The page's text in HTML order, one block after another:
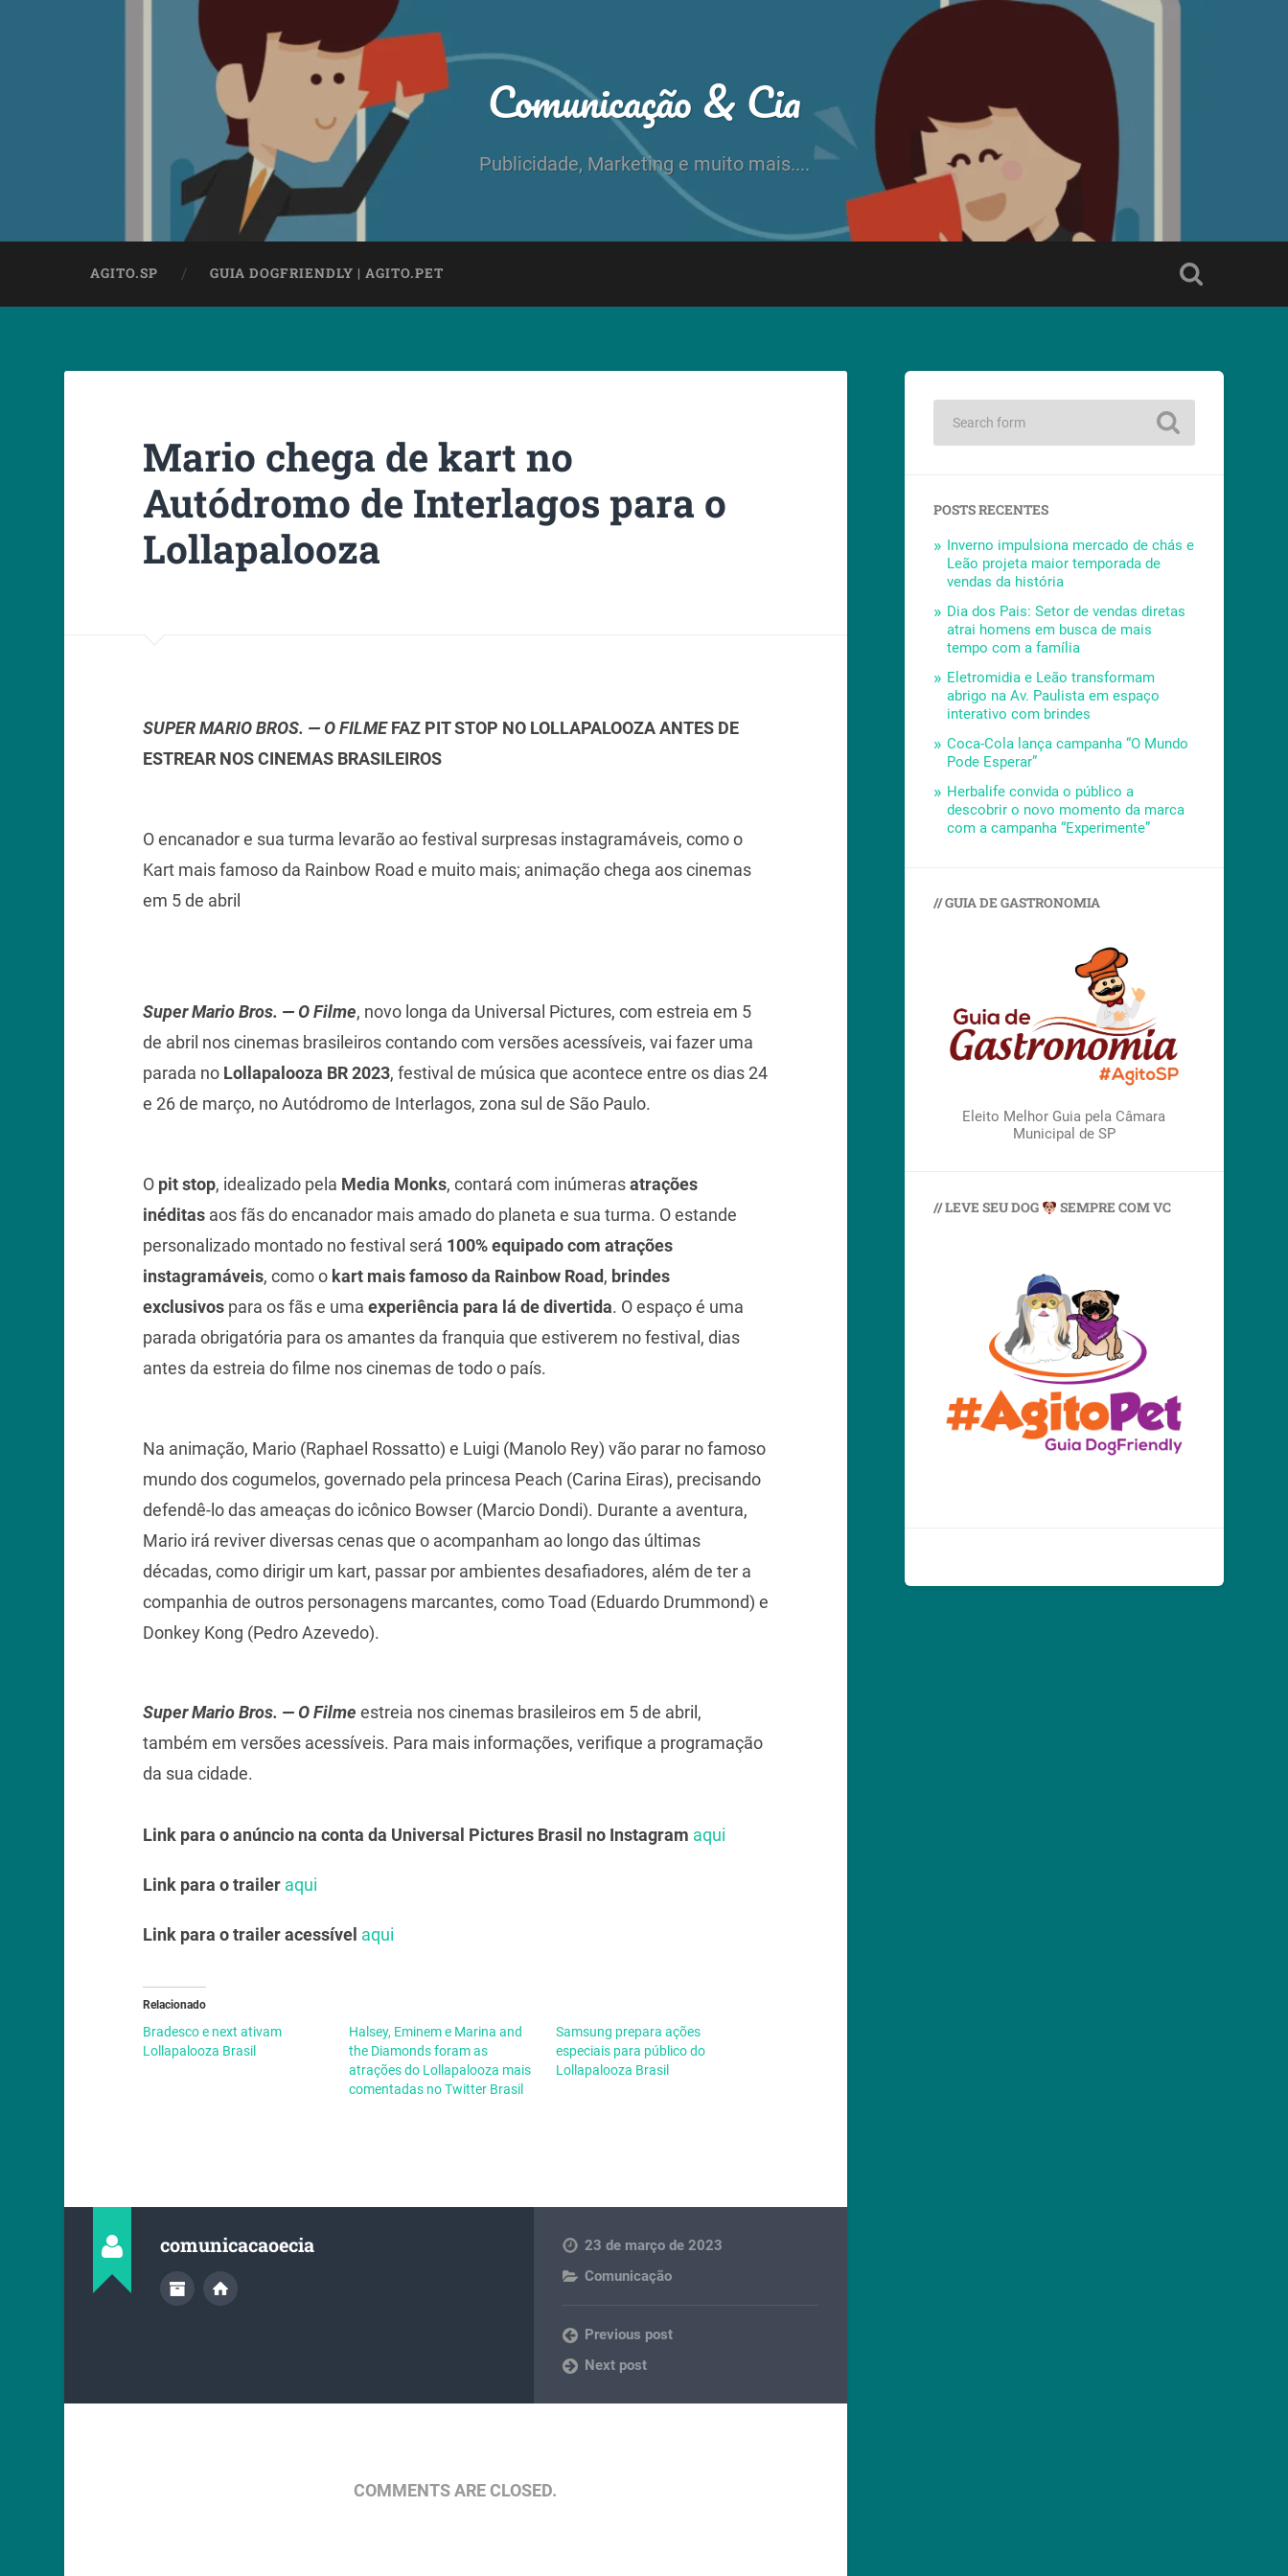
Comunicação & Cia
Publicidade, Marketing e muito mais....
AGITO.SP GUIA DOGFRIENDLY | AGITO.PET
Mario chega de kart no
Autódromo de Interlagos para o
Lollapalooza
SUPER MARIO BROS. — O FILMEFAZ PIT STOP NO LOLLAPALOOZA ANTES DE
ESTREAR NOS CINEMAS BRASILEIROS
O encanador e sua turma levarão ao festival surpresas instagramáveis, como o
Kart mais famoso da Rainbow Road e muito mais; animação chega aos cinemas
em 5 de abril
Super Mario Bros. — O Filme, novo longa da Universal Pictures, com estreia em 5
de abril nos cinemas brasileiros contando com versões acessíveis, vai fazer uma
parada no Lollapalooza BR 2023, festival de música que acontece entre os dias 24
e 26 de março, no Autódromo de Interlagos, zona sul de São Paulo.
O pit stop, idealizado pela Media Monks, contará com inúmerasatrações
inéditasaos fãs do encanador mais amado do planeta e sua turma. O estande
personalizado montado no festival será 100% equipado com atrações
instagramáveis, como o kart mais famoso da Rainbow Road, brindes
exclusivospara os fãs e uma experiência para lá de divertida. O espaço é uma
parada obrigatória para os amantes da franquia que estiverem no festival, dias
antes da estreia do filme nos cinemas de todo o país.
Na animação, Mario (Raphael Rossatto) e Luigi (Manolo Rey) vão parar no famoso
mundo dos cogumelos, governado pela princesa Peach (Carina Eiras), precisando
defendê-lo das ameaças do icônico Bowser (Marcio Dondi). Durante a aventura,
Mario irá reviver diversas cenas que o acompanham ao longo das últimas
décadas, como dirigir um kart, passar por ambientes desafiadores, além de ter a
companhia de outros personagens marcantes, como Toad (Eduardo Drummond) e
Donkey Kong (Pedro Azevedo).
Super Mario Bros. — O Filme estreia nos cinemas brasileiros em 5 de abril,
também em versões acessíveis. Para mais informações, verifique a programação
da sua cidade.
Link para o anúncio na conta da Universal Pictures Brasil no Instagram aqui
Link para o trailer aqui
Link para o trailer acessível aqui
Relacionado
Bradesco e next ativam
Lollapalooza Brasil
Halsey, Eminem e Marina and
the Diamonds foram as
atrações do Lollapalooza mais
comentadas no Twitter Brasil
Samsung prepara ações
especiais para público do
Lollapalooza Brasil
comunicacaoecia
23 de março de 2023
Comunicação
Previous post
Next post
COMMENTS ARE CLOSED.
POSTS RECENTES
Inverno impulsiona mercado de chás e
Leão projeta maior temporada de
vendas da história
Dia dos Pais: Setor de vendas diretas
atrai homens em busca de mais
tempo com a família
Eletromidia e Leão transformam
abrigo na Av. Paulista em espaço
interativo com brindes
Coca-Cola lança campanha “O Mundo
Pode Esperar”
Herbalife convida o público a
descobrir o novo momento da marca
com a campanha “Experimente”
// GUIA DE GASTRONOMIA
Eleito Melhor Guia pela Câmara
Municipal de SP
// LEVE SEU DOG SEMPRE COM VC